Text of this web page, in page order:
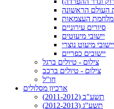
העולם הראשונה
מלחמת העצמאות
סיורים עירוניים
יישובי מיעוטים
יישובי מיעוט נוצרי
יישובים כפריים
צילום - טיולים ברגל
צילום - טיולים ברכב
חו"ל
ארכיון מסלולים
תשע"ב (2011-2012)
תשע"ג (2012-2013)